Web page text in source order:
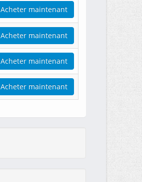
Acheter maintenant
Acheter maintenant
Acheter maintenant
Acheter maintenant